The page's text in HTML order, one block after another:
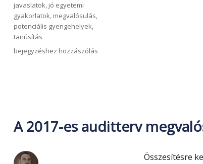
javaslatok, jó egyetemi
gyakorlatok, megvalósulás,
potenciális gyengehelyek,
tanúsítás
A
bejegyzéshez hozzászólás
A 2017-es auditterv
Összesítésre